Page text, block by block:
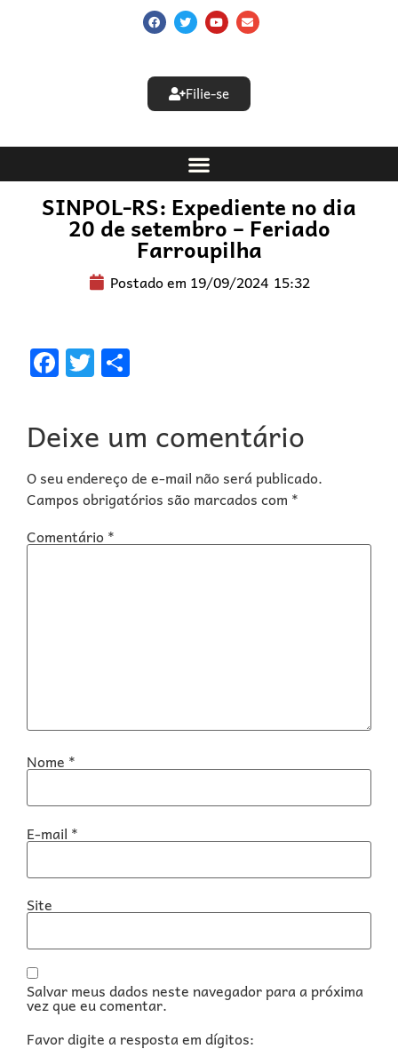
Filie-se
SINPOL-RS: Expediente no dia
20 de setembro – Feriado
Farroupilha
Postado em 19/09/2024 15:32
Facebook
Twitter
Deixe um comentário
O seu endereço de e-mail não será publicado.
Campos obrigatórios são marcados com *
Comentário*
Nome *
E-mail *
Site
Salvar meus dados neste navegador para a próxima
vez que eu comentar.
Favor digite a resposta em dígitos: